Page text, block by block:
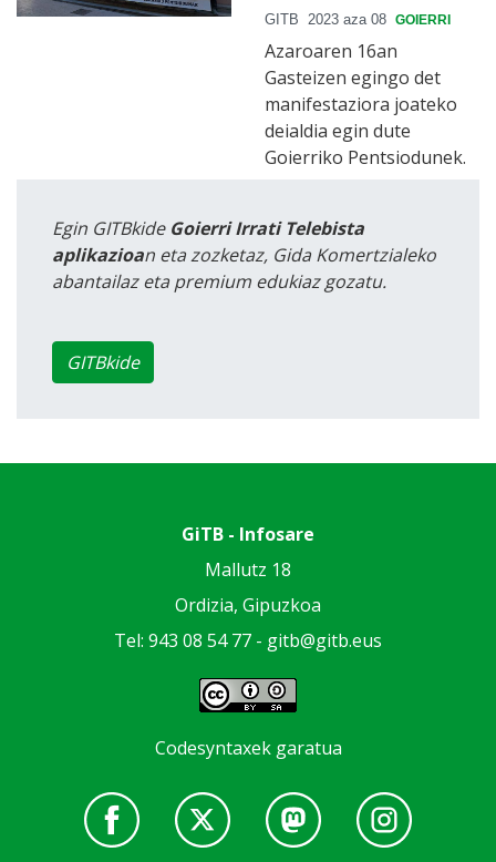
GITB 2023 aza 08 GOIERRI
Azaroaren 16an
Gasteizen egingo det
manifestaziora joateko
deialdia egin dute
Goierriko Pentsiodunek.
Egin GITBkide Goierri Irrati Telebista
aplikazioan eta zozketaz, Gida Komertzialeko
abantailaz eta premium edukiaz gozatu.
GITBkide
GiTB - Infosare
Mallutz 18
Ordizia, Gipuzkoa
Tel: 943 08 54 77 - gitb@gitb.eus
Codesyntaxek garatua